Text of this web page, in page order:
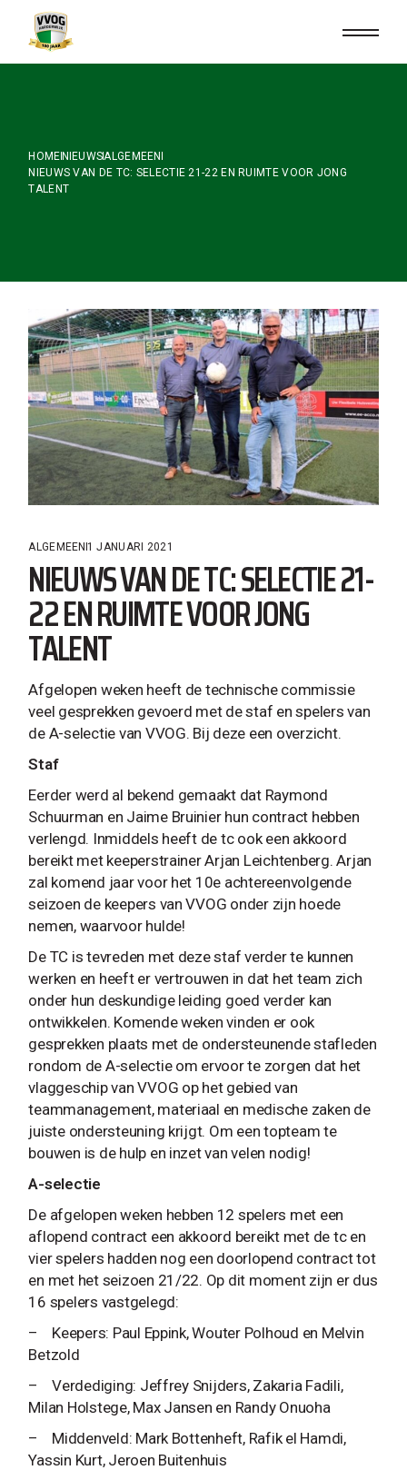
content
HOME NIEUWSALGEMEEN
NIEUWS VAN DE TC: SELECTIE 21-22 EN RUIMTE VOOR JONG
TALENT
ALGEMEEN 1 JANUARI 2021
NIEUWS VAN DE TC: SELECTIE 21-
22 EN RUIMTE VOOR JONG
TALENT
Afgelopen weken heeft de technische commissie
veel gesprekken gevoerd met de staf en spelers van
de A-selectie van VVOG. Bij deze een overzicht.
Staf
Eerder werd al bekend gemaakt dat Raymond
Schuurman en Jaime Bruinier hun contract hebben
verlengd. Inmiddels heeft de tc ook een akkoord
bereikt met keeperstrainer Arjan Leichtenberg. Arjan
zal komend jaar voor het 10e achtereenvolgende
seizoen de keepers van VVOG onder zijn hoede
nemen, waarvoor hulde!
De TC is tevreden met deze staf verder te kunnen
werken en heeft er vertrouwen in dat het team zich
onder hun deskundige leiding goed verder kan
ontwikkelen. Komende weken vinden er ook
gesprekken plaats met de ondersteunende stafleden
rondom de A-selectie om ervoor te zorgen dat het
vlaggeschip van VVOG op het gebied van
teammanagement, materiaal en medische zaken de
juiste ondersteuning krijgt. Om een topteam te
bouwen is de hulp en inzet van velen nodig!
A-selectie
De afgelopen weken hebben 12 spelers met een
aflopend contract een akkoord bereikt met de tc en
vier spelers hadden nog een doorlopend contract tot
en met het seizoen 21/22. Op dit moment zijn er dus
16 spelers vastgelegd:
– Keepers: Paul Eppink, Wouter Polhoud en Melvin
Betzold
– Verdediging: Jeffrey Snijders, Zakaria Fadili,
Milan Holstege, Max Jansen en Randy Onuoha
– Middenveld: Mark Bottenheft, Rafik el Hamdi,
Yassin Kurt, Jeroen Buitenhuis